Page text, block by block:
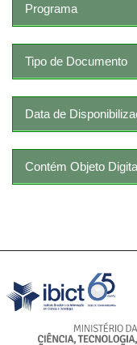
Programa
Tipo de Documento
Data de
Contém Objeto